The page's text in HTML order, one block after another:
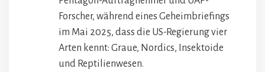
Forscher, während eines Geheimbriefings
im Mai 2025, dass die US-Regierung vier
Arten kennt: Graue, Nordics, Insektoide
und Reptilienwesen.